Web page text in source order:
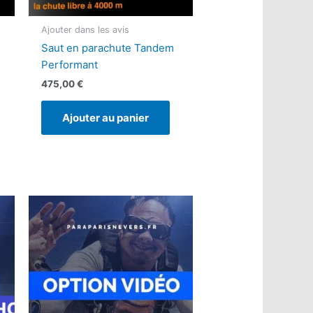
Ajouter dans les avis
Saut en parachute Tandem
Performant
475,00€
Ajouter au panier